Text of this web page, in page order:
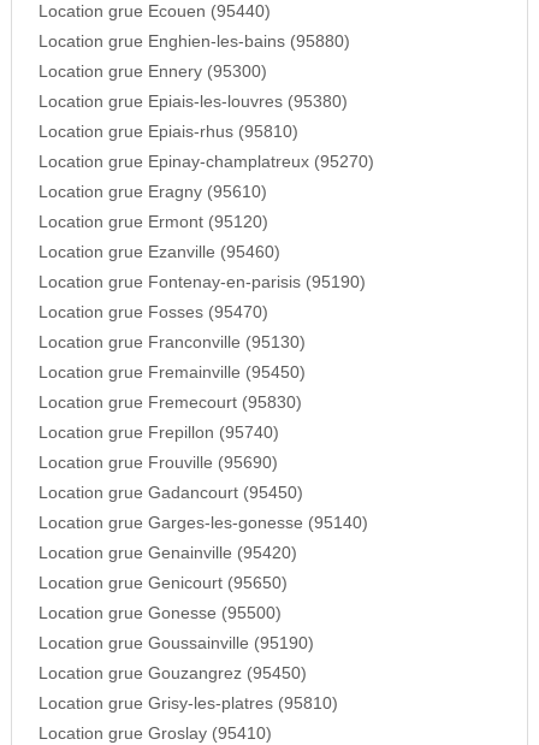
Location grue Ecouen (95440)
Location grue Enghien-les-bains (95880)
Location grue Ennery (95300)
Location grue Epiais-les-louvres (95380)
Location grue Epiais-rhus (95810)
Location grue Epinay-champlatreux (95270)
Location grue Eragny (95610)
Location grue Ermont (95120)
Location grue Ezanville (95460)
Location grue Fontenay-en-parisis (95190)
Location grue Fosses (95470)
Location grue Franconville (95130)
Location grue Fremainville (95450)
Location grue Fremecourt (95830)
Location grue Frepillon (95740)
Location grue Frouville (95690)
Location grue Gadancourt (95450)
Location grue Garges-les-gonesse (95140)
Location grue Genainville (95420)
Location grue Genicourt (95650)
Location grue Gonesse (95500)
Location grue Goussainville (95190)
Location grue Gouzangrez (95450)
Location grue Grisy-les-platres (95810)
Location grue Groslay (95410)